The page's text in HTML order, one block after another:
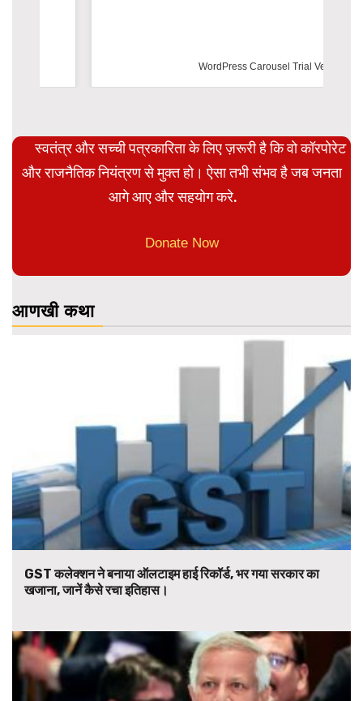
WordPress Carousel Trial Version
स्वतंत्र और सच्ची पत्रकारिता के लिए ज़रूरी है कि वो कॉरपोरेट
और राजनैतिक नियंत्रण से मुक्त हो। ऐसा तभी संभव है जब जनता
आगे आए और सहयोग करे.
Donate Now
आणखी कथा
GST कलेक्शन ने बनाया ऑलटाइम हाई रिकॉर्ड, भर गया सरकार का
खजाना, जानें कैसे रचा इतिहास।